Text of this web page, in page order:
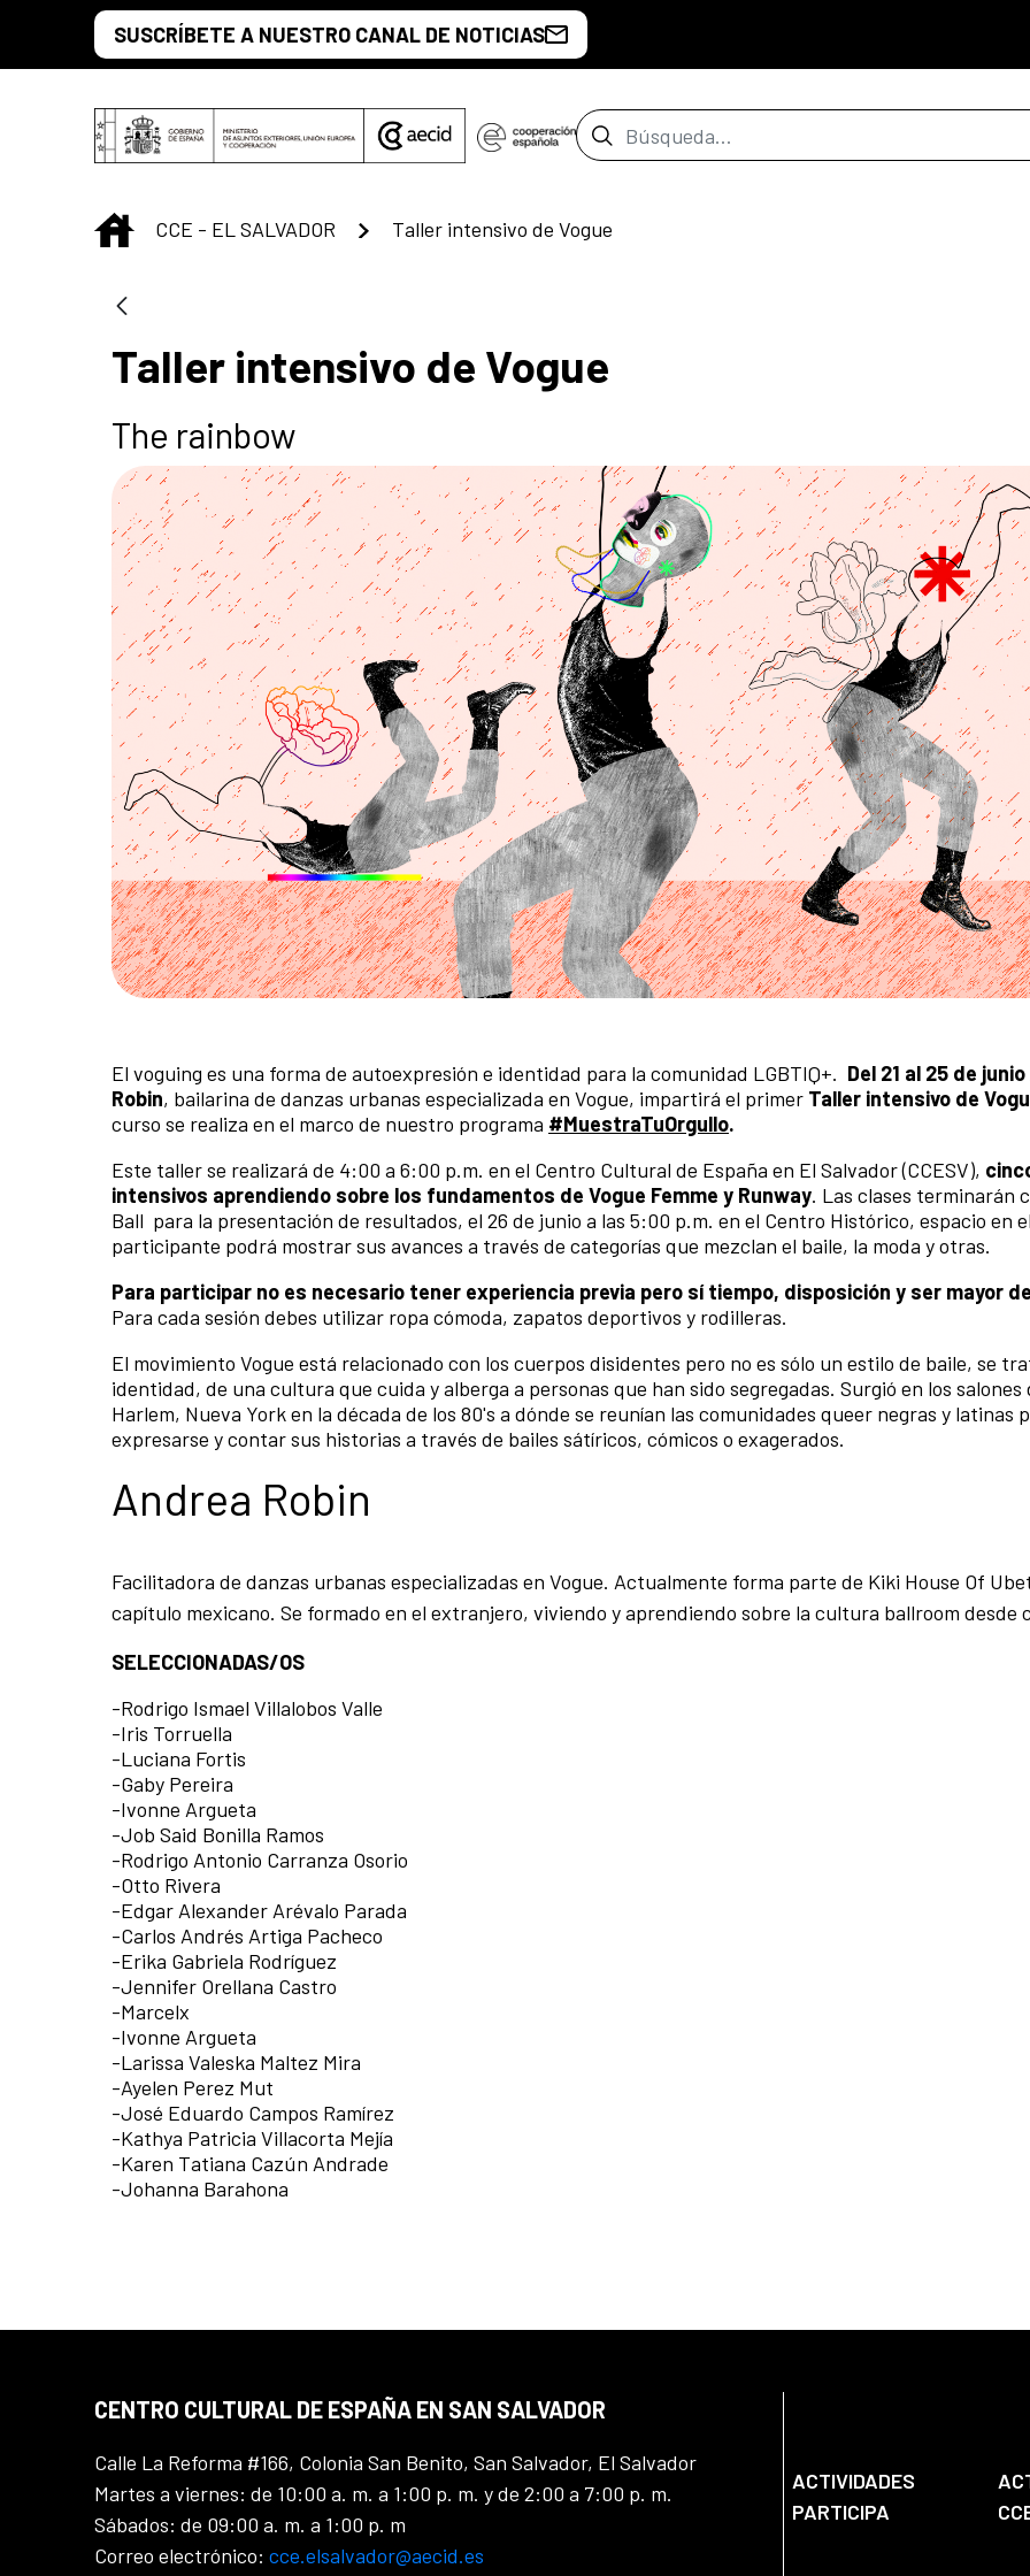
Saltar al contenido principal
SUSCRÍBETE A NUESTRO CANAL DE NOTICIAS
Barra de búsqueda
INICIO
CCE - EL SALVADOR Taller intensivo de Vogue
Taller intensivo de Vogue
The rainbow
El voguing es una forma de autoexpresión e identidad para la comunidad LGBTIQ+. Del 21 al 25 de
Robin, bailarina de danzas urbanas especializada en Vogue, impartirá el primer Taller intensivo de
curso se realiza en el marco de nuestro programa #MuestraTuOrgullo.
Este taller se realizará de 4:00 a 6:00 p.m. en el Centro Cultural de España en El Salvador (CCESV),
intensivos aprendiendo sobre los fundamentos de Vogue Femme y Runway. Las clases terminarán
Ball para la presentación de resultados, el 26 de junio a las 5:00 p.m. en el Centro Histórico, espacio en
participante podrá mostrar sus avances a través de categorías que mezclan el baile, la moda y otras.
Para participar no es necesario tener experiencia previa pero sí tiempo, disposición y ser mayor
Para cada sesión debes utilizar ropa cómoda, zapatos deportivos y rodilleras.
El movimiento Vogue está relacionado con los cuerpos disidentes pero no es sólo un estilo de baile, se
identidad, de una cultura que cuida y alberga a personas que han sido segregadas. Surgió en los salones
Harlem, Nueva York en la década de los 80's a dónde se reunían las comunidades queer negras y latinas
expresarse y contar sus historias a través de bailes sátíricos, cómicos o exagerados.
Andrea Robin
Facilitadora de danzas urbanas especializadas en Vogue. Actualmente forma parte de Kiki House Of
capítulo mexicano. Se formado en el extranjero, viviendo y aprendiendo sobre la cultura ballroom desde
SELECCIONADAS/OS
-Rodrigo Ismael Villalobos Valle
-Iris Torruella
-Luciana Fortis
-Gaby Pereira
-Ivonne Argueta
-Job Said Bonilla Ramos
-Rodrigo Antonio Carranza Osorio
-Otto Rivera
-Edgar Alexander Arévalo Parada
-Carlos Andrés Artiga Pacheco
-Erika Gabriela Rodríguez
-Jennifer Orellana Castro
-Marcelx
-Ivonne Argueta
-Larissa Valeska Maltez Mira
-Ayelen Perez Mut
-José Eduardo Campos Ramírez
-Kathya Patricia Villacorta Mejía
-Karen Tatiana Cazún Andrade
-Johanna Barahona
CENTRO CULTURAL DE ESPAÑA EN SAN SALVADOR
Calle La Reforma #166, Colonia San Benito, San Salvador, El Salvador
Martes a viernes: de 10:00 a. m. a 1:00 p. m. y de 2:00 a 7:00 p. m.
Sábados: de 09:00 a. m. a 1:00 p. m
Correo electrónico: cce.elsalvador@aecid.es
ACTIVIDADES
PARTICIPA